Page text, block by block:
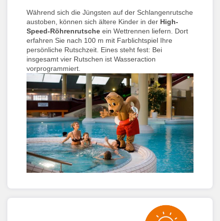
Während sich die Jüngsten auf der Schlangenrutsche
austoben, können sich ältere Kinder in der High-
Speed-Röhrenrutsche ein Wettrennen liefern. Dort
erfahren Sie nach 100 m mit Farblichtspiel Ihre
persönliche Rutschzeit. Eines steht fest: Bei
insgesamt vier Rutschen ist Wasseraction
vorprogrammiert.